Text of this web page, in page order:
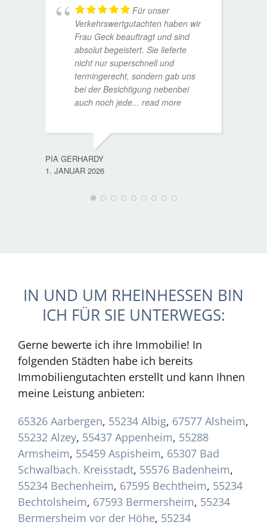
Für unser
Verkehrswertgutachten haben wir
Frau Geck beauftragt und sind
absolut begeistert. Sie lieferte
nicht nur superschnell und
termingerecht, sondern gab uns
bei der Besichtigung nebenbei
auch noch jede... read more
PIA GERHARDY
1. JANUAR 2026
IN UND UM RHEINHESSEN BIN
ICH FÜR SIE UNTERWEGS:
Gerne bewerte ich ihre Immobilie! In
folgenden Städten habe ich bereits
Immobiliengutachten erstellt und kann Ihnen
meine Leistung anbieten:
65326 Aarbergen, 55234 Albig, 67577 Alsheim,
55232 Alzey, 55437 Appenheim, 55288
Armsheim, 55459 Aspisheim, 65307 Bad
Schwalbach. Kreisstadt, 55576 Badenheim,
55234 Bechenheim, 67595 Bechtheim, 55234
Bechtolsheim, 67593 Bermersheim, 55234
Bermersheim vor der Höhe, 55234